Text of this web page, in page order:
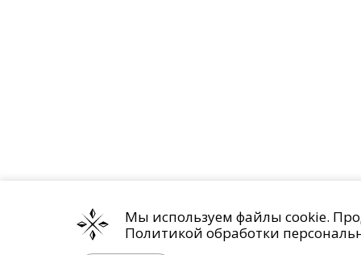
Мы используем файлы cookie.
Политикой обработки